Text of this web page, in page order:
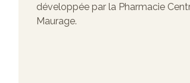
développée par la Pharmacie
Maurage.